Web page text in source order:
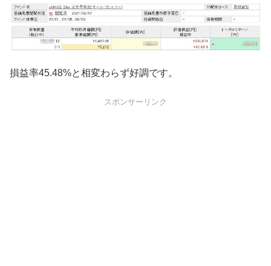
損益率45.48%と相変わらず好調です。
スポンサーリンク